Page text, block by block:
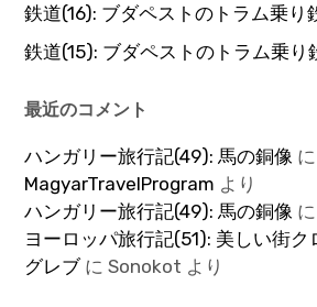
鉄道(16): ブダペストのトラム乗り
鉄道(15): ブダペストのトラム乗
最近のコメント
ハンガリー旅行記(49): 馬の銅像 に
MagyarTravelProgram より
ハンガリー旅行記(49): 馬の銅像
ヨーロッパ旅行記(51): 美しい街
グレブにSonokot より